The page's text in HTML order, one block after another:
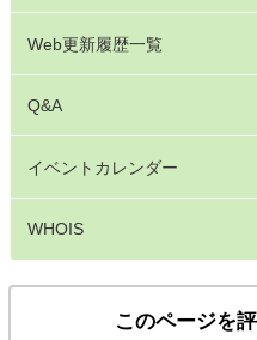
Web更新履歴一覧
Q&A
イベントカレンダー
WHOIS
このページを